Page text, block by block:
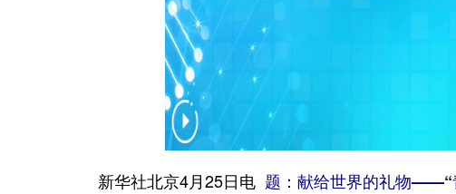
新华社北京4月25日电 题：献给世界的礼物——“